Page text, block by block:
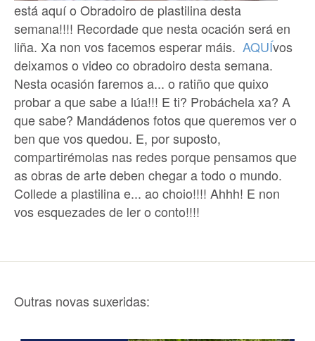
está aquí o Obradoiro de plastilina desta
semana!!!! Recordade que nesta ocación será en
liña. Xa non vos facemos esperar máis. AQUÍvos
deixamos o video co obradoiro desta semana.
Nesta ocasión faremos a... o ratiño que quixo
probar a que sabe a lúa!!! E ti? Probáchela xa? A
que sabe? Mandádenos fotos que queremos ver o
ben que vos quedou. E, por suposto,
compartirémolas nas redes porque pensamos que
as obras de arte deben chegar a todo o mundo.
Collede a plastilina e... ao choio!!!! Ahhh! E non
vos esquezades de ler o conto!!!!
Outras novas suxeridas: